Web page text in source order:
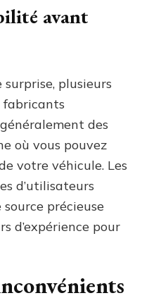
avant
plusieurs
fabricants
des
où vous pouvez
votre véhicule. Les
d’utilisateurs
précieuse
d’expérience pour